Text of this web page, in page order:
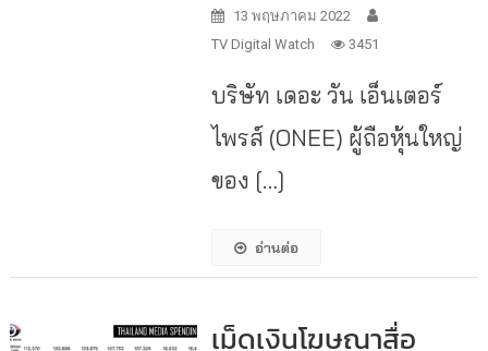
13 พฤษภาคม 2022
TV Digital Watch
3451
บริษัท เดอะ วัน เอ็นเตอร์
ไพรส์ (ONEE) ผู้ถือหุ้นใหญ่
ของ […]
อ่านต่อ
เม็ดเงินโฆษณาสื่อ